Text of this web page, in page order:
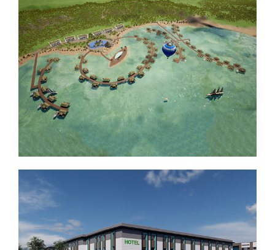
CONCEPTION D’UN PARC D’ACTIVITES
CONCEPTION D’UN COMPLEXE